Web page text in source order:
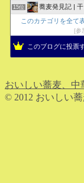
15位
蕎麦発見記 | 干しそばをメインにしたそば
このカテゴリを全て
参
このブログに投票
おいしい蕎麦、
© 2012 おいしい